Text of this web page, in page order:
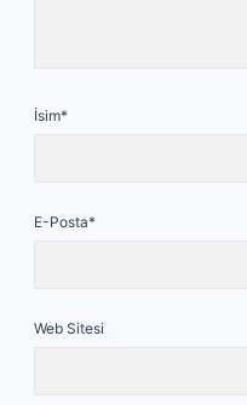
İsim*
E-Posta*
Web Sitesi